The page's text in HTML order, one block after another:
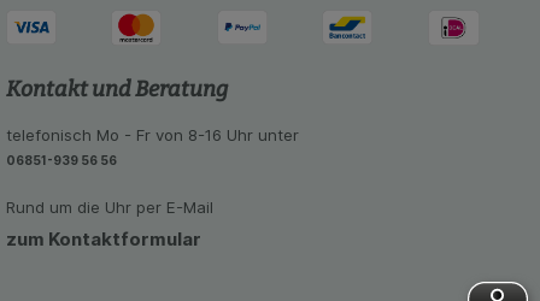
Kontakt und Beratung
telefonisch Mo - Fr von 8-16 Uhr unter
06851-939 56 56
Rund um die Uhr per E-Mail
zum Kontaktformular